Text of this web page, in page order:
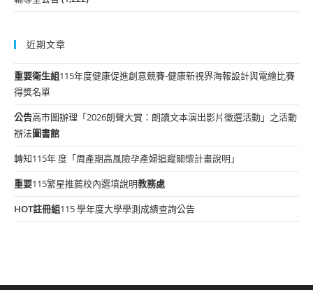
近期文章
重要衛生組115年度健康促進創意競賽-健康新視界海報設計與電繪比賽
得獎名單
公告高市圖辦理「2026朗聲大賞：朗讀文本演出影片徵選活動」之活動
辦法圖書館
轉知115年 度「周產期高風險孕產婦追蹤關懷計畫說明」
重要115繁星推薦校內選填說明教務處
HOT註冊組115 學年度大學學測成績查詢公告